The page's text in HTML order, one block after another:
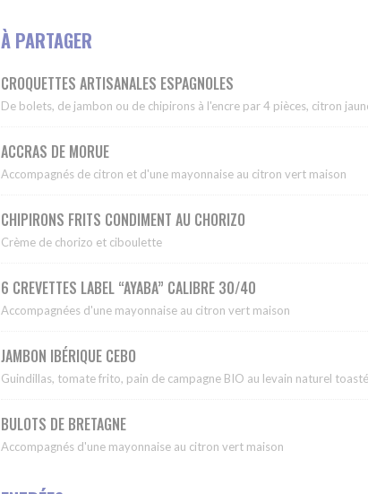
À PARTAGER
CROQUETTES ARTISANALES ESPAGNOLES
De bolets, de jambon ou de chipirons à l'encre par 4 pièces, citron
ACCRAS DE MORUE
Accompagnés de citron et d'une mayonnaise au citron vert maison
CHIPIRONS FRITS CONDIMENT AU CHORIZO
Crème de chorizo et ciboulette
6 CREVETTES LABEL “AYABA” CALIBRE 30/40
Accompagnées d'une mayonnaise au citron vert maison
JAMBON IBÉRIQUE CEBO
Guindillas, tomate frito, pain de campagne BIO au levain naturel toasté
BULOTS DE BRETAGNE
Accompagnés d'une mayonnaise au citron vert maison